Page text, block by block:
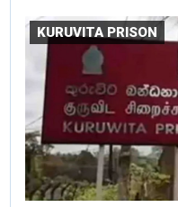
KURUVITA PRISON